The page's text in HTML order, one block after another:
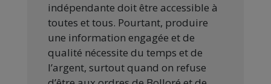
indépendante doit être accessible à
toutes et tous. Pourtant, produire
une information engagée et de
qualité nécessite du temps et de
l’argent, surtout quand on refuse